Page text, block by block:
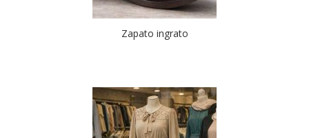
Zapato ingrato